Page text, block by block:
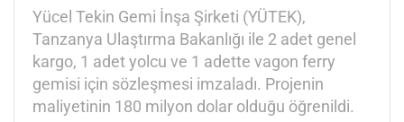
Yücel Tekin Gemi İnşa Şirketi (YÜTEK),
Tanzanya Ulaştırma Bakanlığı ile 2 adet genel
kargo, 1 adet yolcu ve 1 adette vagon ferry
gemisi için sözleşmesi imzaladı. Projenin
maliyetinin 180 milyon dolar olduğu öğrenildi.